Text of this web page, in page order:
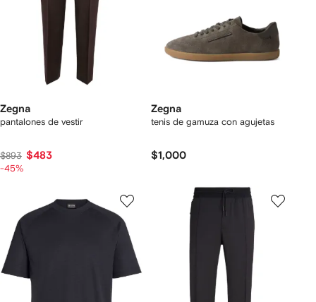
Zegna
pantalones de vestir
$893 $483
-45%
Zegna
tenis de gamuza con agujetas
$1,000